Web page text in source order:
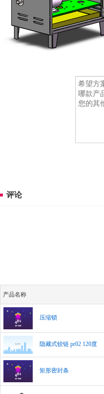
评论
产品名称
压缩锁
隐藏式铰链 pr02 120度
矩形密封条